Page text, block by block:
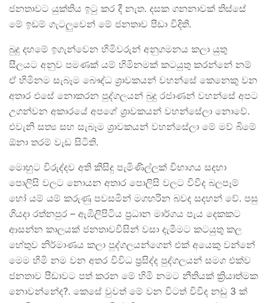
ජනතාවට යුක්තිය ඉටු කර දී නැත. දසක ගනනාවක් තිස්සේ
මේ ඉඩම් ගැටලුවෙන් මේ ජනතාව පීඩා විදිති.
බුදු දහමේ ඉගැන්වෙන හිමිවරුන් අනුගමනය කලා යුතු
සීලයට අනුව පමණක් යම් හිමිනමක් කටයුතු කරන්නේ නම්
ඒ හිමිනම සැබෑම බෞද්ධ ශ්‍රාවකයන් වහන්සේ කෙනෙකු වන
අතාර එසේ නොකරන පුද්ගලයන් බුදු රජාණන් වහන්සේ අපට
උගන්වන අකාරයේ අපගේ ශ්‍රාවකයන් වහන්සේලා නොවේ.
එවැනි සත්‍ය සහ සැබෑම ශ්‍රාවකයන් වහන්සේලා මේ මව් බිමේ
ඕනා තරම් වැඩ සිටිති.
මොහුට විරුද්දව අති කිසිදු පැමිණිල්ලක් විභාගය සදහා
පොලිසි වලට නොයන අතාර පොලිසි වලට විවිද බලපෑම්
හෝ යම් යම් කරුණු පවසමින් මගහරින බවද සදහන් වේ. පසු
ගියදා රත්නපුර – ඇඹිලිපිටිය ප්‍රධාන මාර්ගය පැය දෙකකට
ආසන්න කාලයක් ජනතාවවිසින් වසා දැමීමට කටයුතු කල
හේතුව නිර්මාණය කලා පුද්ගලයන්ගෙන් එක් අයෙකු වන්නේ
මෙම හිමි නම වන අතර විවිධ ප්‍රසිද්ද පුද්ගලයන් සමග එක්ව
ජනතාව පීඩාවට පත් කරන මේ හිමි නමට නීතියක් ක්‍රියාත්මක
නොවන්නේද?. කෙසේ වුවත් මේ වන විටත් විවිද නඩු 3 ක්